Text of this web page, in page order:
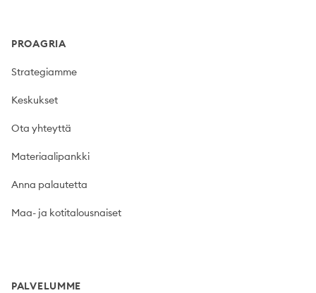
PROAGRIA
Strategiamme
Keskukset
Ota yhteyttä
Materiaalipankki
Anna palautetta
Maa- ja kotitalousnaiset
PALVELUMME